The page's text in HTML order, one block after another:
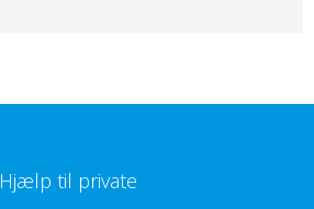
Hjælp til private